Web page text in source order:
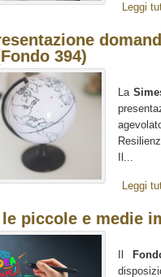
Leggi
394)
La
Il...
Leggi
piccole e medie